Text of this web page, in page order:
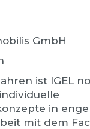
GmbH
ist IGEL
in
mit dem